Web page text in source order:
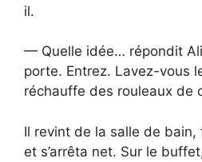
il.
— Quelle idée… répondit
porte. Entrez. Lavez-vous
réchauffe des rouleaux de
Il revint de la salle de
et s’arrêta net. Sur le